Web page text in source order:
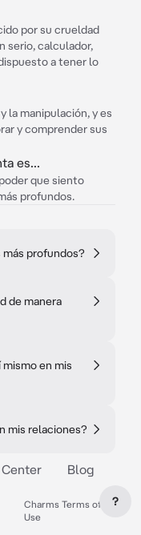
por su crueldad
serio, calculador,
a tener lo
la manipulación, y es
y comprender sus
es...
que siento
profundos.
profundos?
de manera
en mis
mis relaciones?
Blog
Charms Terms of
Use
?